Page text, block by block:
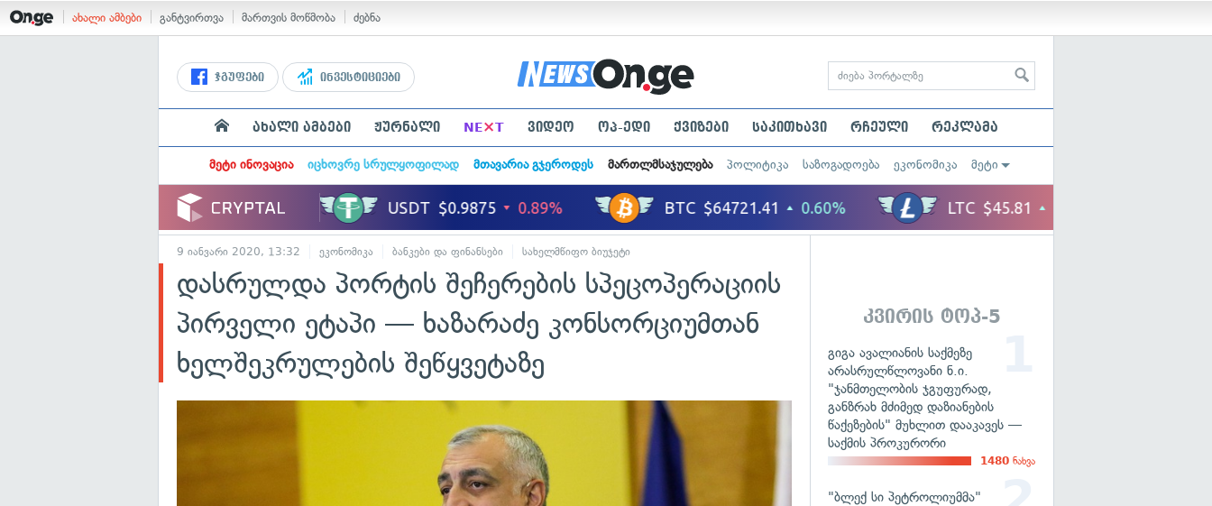
ახალი ამბები განტვირთვა მართვის მოწმობა ძებნა
ჯგუფები ინვესტიციები
ახალი ამბები ჟურნალი NE×T ვიდეო ოპ-ედი ქვიზები საკითხავი რჩეული რეკლამა
მეტი ინოვაცია იცხოვრე სრულყოფილად მთავარია გჯეროდეს მართლმსაჯულება პოლიტიკა საზოგადოება ეკონომიკა მეტი
9 იანვარი 2020, 13:32 ეკონომიკა ბანკები და ფინანსები სახელმწიფო ბიუჯეტი
დასრულდა პორტის შეჩერების სპეცოპერაციის
პირველი ეტაპი — ხაზარაძე კონსორციუმთან
ხელშეკრულების შეწყვეტაზე
კვირის ტოპ-5
გიგა ავალიანის საქმეზე
არასრულწლოვანი ნ.ი.
"ჯანმთელობის ჯგუფურად,
განზრახ მძიმედ დაზიანების
წაქეზების" მუხლით დააკავეს —
საქმის პროკურორი
1480 ნახვა
"ბლექ სი პეტროლიუმმა"